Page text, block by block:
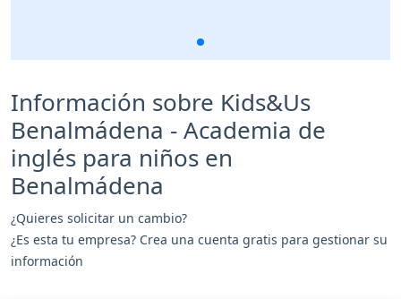
Información sobre Kids&Us
Benalmádena - Academia de
inglés para niños en
Benalmádena
¿Quieres solicitar un cambio?
¿Es esta tu empresa? Crea una cuenta gratis para gestionar su
información